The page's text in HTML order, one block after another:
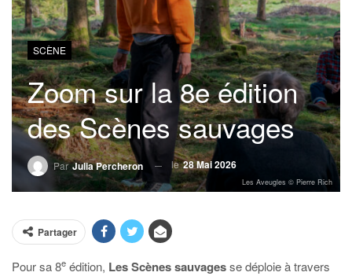
SCÈNE
Zoom sur la 8e édition
des Scènes sauvages
ParJulia Percheron le28 Mai 2026
Les Aveugles © Pierre Rich
Partager
Pour sa 8e édition, Les Scènes sauvagesse déploie à travers